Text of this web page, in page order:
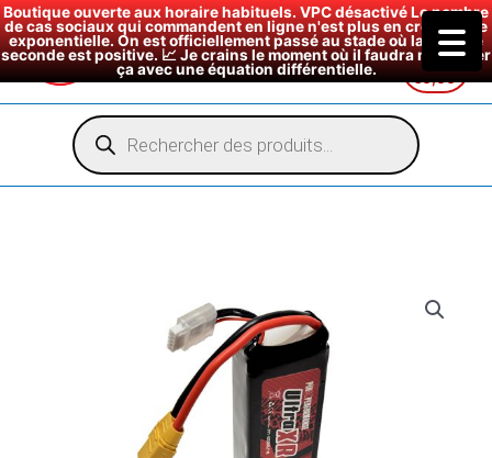
Boutique ouverte aux horaire habituels. VPC désactivé Le nombre
de cas sociaux qui commandent en ligne n'est plus en croissance
exponentielle. On est officiellement passé au stade où la dérivée
seconde est positive. 📈 Je crains le moment où il faudra modéliser
ça avec une équation différentielle.
€0,00
Recherche
de
produits